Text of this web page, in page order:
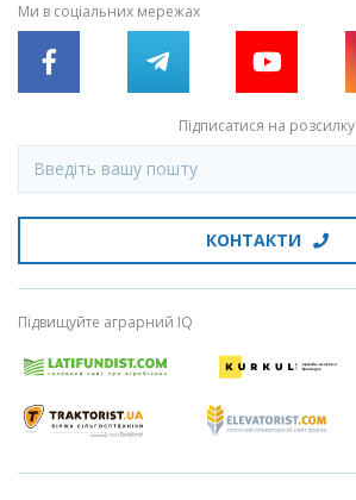
Ми в соціальних мережах
Підписатися на розсилку
КОНТАКТИ
Підвищуйте аграрний IQ